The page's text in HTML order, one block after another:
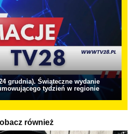
grudnia). Świąteczne wydanie
tydzień w regionie
również